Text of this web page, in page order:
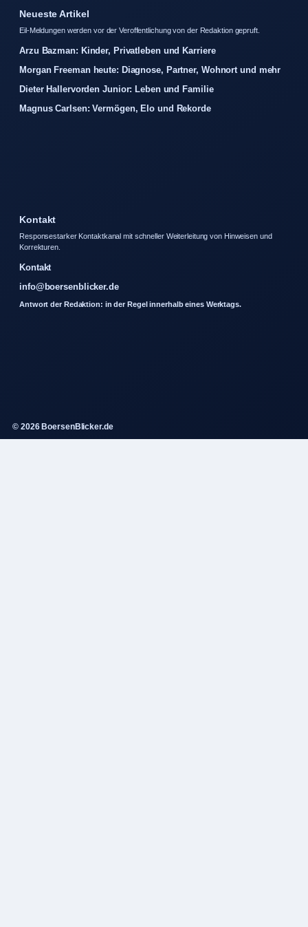
Neueste Artikel
Eil-Meldungen werden vor der Veroffentlichung von der Redaktion gepruft.
Arzu Bazman: Kinder, Privatleben und Karriere
Morgan Freeman heute: Diagnose, Partner, Wohnort und mehr
Dieter Hallervorden Junior: Leben und Familie
Magnus Carlsen: Vermögen, Elo und Rekorde
Kontakt
Responsestarker Kontaktkanal mit schneller Weiterleitung von Hinweisen und
Korrekturen.
Kontakt
info@boersenblicker.de
Antwort der Redaktion: in der Regel innerhalb eines Werktags.
© 2026 BoersenBlicker.de